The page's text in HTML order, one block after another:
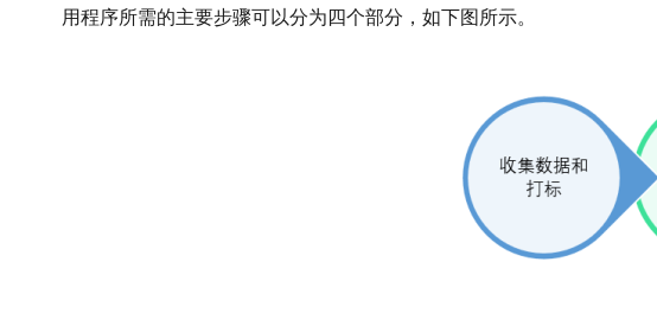
用程序所需的主要步骤可以分为四个部分，如下图所示。